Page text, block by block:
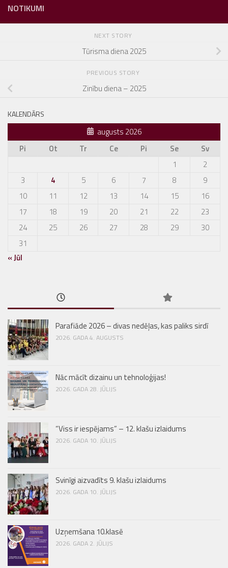
NOTIKUMI
NEXT STORY
Tūrisma diena 2025
PREVIOUS STORY
Zinību diena – 2025
KALENDĀRS
augusts 2026
Pi
Ot Tr Ce Pi Se
Sv
1
2
3
4 5 6 7 8
9
10
11 12 13 14 15
16
17
18 19 20 21 22
23
24
25 26 27 28 29
30
31
« Jūl
Parafiāde 2026 – divas nedēļas, kas paliks sirdī
2026. GADA 4. AUGUSTS
Nāc mācīt dizainu un tehnoloģijas!
2026. GADA 28. JŪLIJS
“Viss ir iespējams” – 12. klašu izlaidums
2026. GADA 10. JŪLIJS
Svinīgi aizvadīts 9. klašu izlaidums
2026. GADA 10. JŪLIJS
Uzņemšana 10.klasē
2026. GADA 2. JŪLIJS